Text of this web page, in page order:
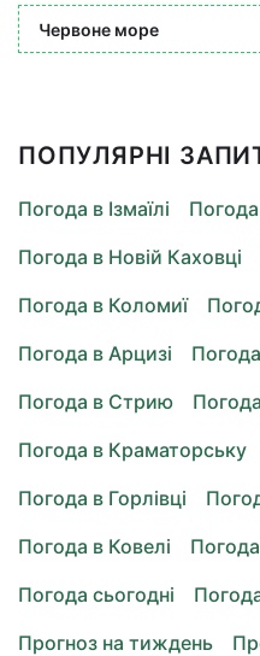
Червоне море
ПОПУЛЯРНІ
Погода в Ізмаїлі
Погода в Новій Каховці
Погода в Коломиї
Погода в Арцизі
Погода в Стрию
Погода в Краматорську
Погода в Горлівці
Погода в Ковелі
Погода сьогодні
Прогноз на тиждень